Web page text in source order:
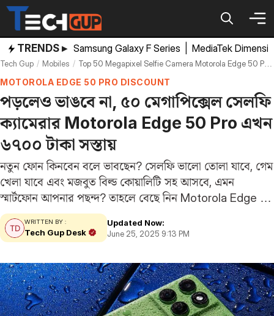
Skip
content
TRENDS ▸ Samsung Galaxy F Series MediaTek
Tech Gup Mobiles Top 50 Megapixel Selfie Camera Motorola Edge 50 Pro Discount Offer Rupees 6700 On Amazon
MOTOROLA EDGE 50 PRO DISCOUNT
পড়লেও ভাঙবে না, ৫০ মেগাপিক্সেল সেলফি
ক্যামেরার Motorola Edge 50 Pro এখন
৬৭০০ টাকা সস্তায়
নতুন ফোন কিনবেন ‌বলে ভাবছেন? সেলফি ভালো তোলা যাবে, গেম
খেলা যাবে এবং মজবুত বিল্ড কোয়ালিটি সহ আসবে, এমন
স্মার্টফোন আপনার পছন্দ? তাহলে বেছে নিন Motorola Edge 50
Pro। এই ডিভাইসে আছে ৫০ মেগাপিক্সেল সেলফি ক্যামেরা, ১৪৪
হার্টজ রিফ্রেশ রেটের…
WRITTEN BY :
Tech Gup Desk
Updated Now:
June 25, 2025 9:13 PM